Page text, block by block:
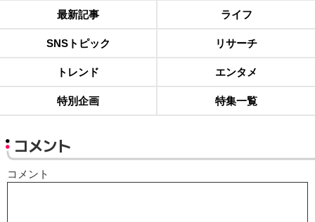
最新記事 ライフ
SNSトピック リサーチ
トレンド エンタメ
特別企画 特集一覧
コメント
コメント